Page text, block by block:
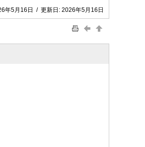
年5月16日 / 更新日: 2026年5月16日